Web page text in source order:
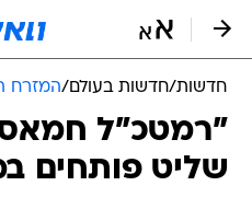
חדשות/חדשות בעולם/המזרח
"רמטכ"ל
שליט פותחים